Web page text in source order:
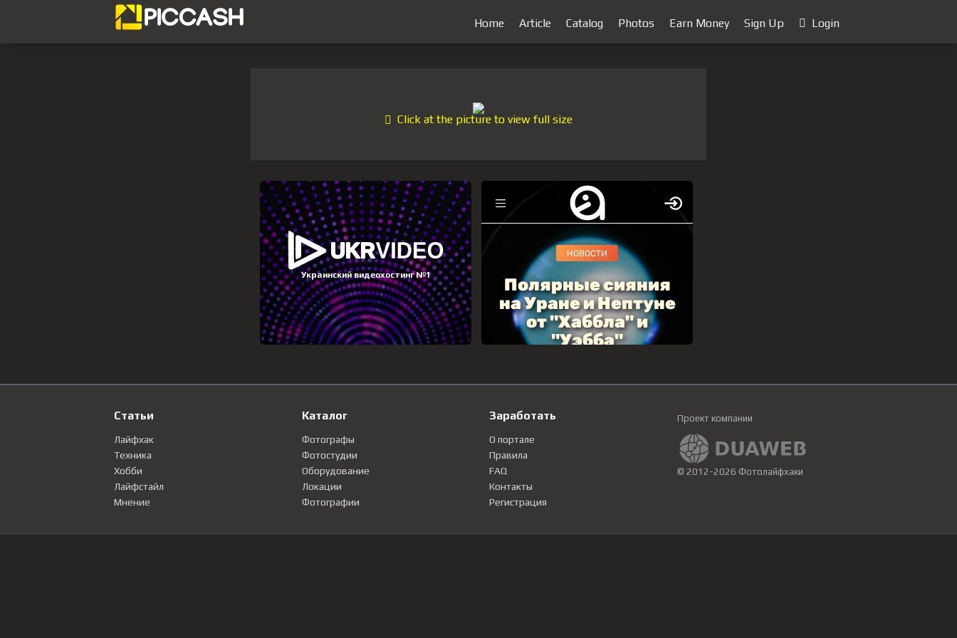
Home Article Catalog Photos Earn Money Sign Up Login
Click at the picture to view full size
Статьи
Лайфхак
Техника
Хобби
Лайфстайл
Мнение
Каталог
Фотографы
Фотостудии
Оборудование
Локации
Фотографии
Заработать
О портале
Правила
FAQ
Контакты
Регистрация
Проект компании
© 2012-2026 Фотолайфхаки